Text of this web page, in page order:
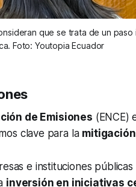
que se trata de un paso
Foto: Youtopia Ecuador
de Emisiones (ENCE)
clave para la
e instituciones
inversión en iniciativas